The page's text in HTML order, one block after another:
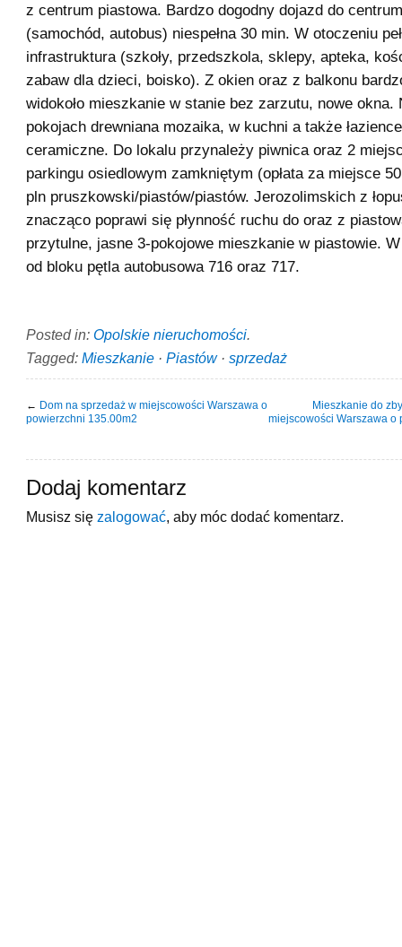
z centrum piastowa. Bardzo dogodny dojazd do
(samochód, autobus) niespełna 30 min. W otoczeniu
infrastruktura (szkoły, przedszkola, sklepy, apteka,
zabaw dla dzieci, boisko). Z okien oraz z balkonu
widokoło mieszkanie w stanie bez zarzutu, nowe okna.
pokojach drewniana mozaika, w kuchni a także
ceramiczne. Do lokalu przynależy piwnica oraz 2
parkingu osiedlowym zamkniętym (opłata za miejsce
pln pruszkowski/piastów/piastów. Jerozolimskich z
znacząco poprawi się płynność ruchu do oraz z
przytulne, jasne 3-pokojowe mieszkanie w piastowie. W
od bloku pętla autobusowa 716 oraz 717.
Posted in: Opolskie nieruchomości.
Tagged: Mieszkanie · Piastów· sprzedaż
← Dom na sprzedaż w miejscowości Warszawa o
powierzchni 135.00m2
Mieszkanie do
miejscowości Warszawa o
Dodaj komentarz
Musisz się zalogować , aby móc dodać komentarz.